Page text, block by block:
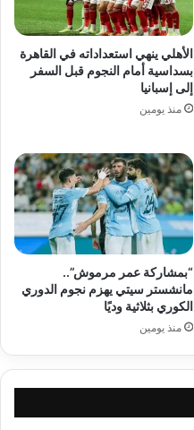
الأهلي ينهي استعداداته في القاهرة
بسداسية أمام النجوم قبل السفر
إلى إسبانيا
منذ يومين
“بمشاركة عمر مرموش”..
مانشستر سيتي يهزم نجوم الدوري
الكوري بثلاثية وديًا
منذ يومين